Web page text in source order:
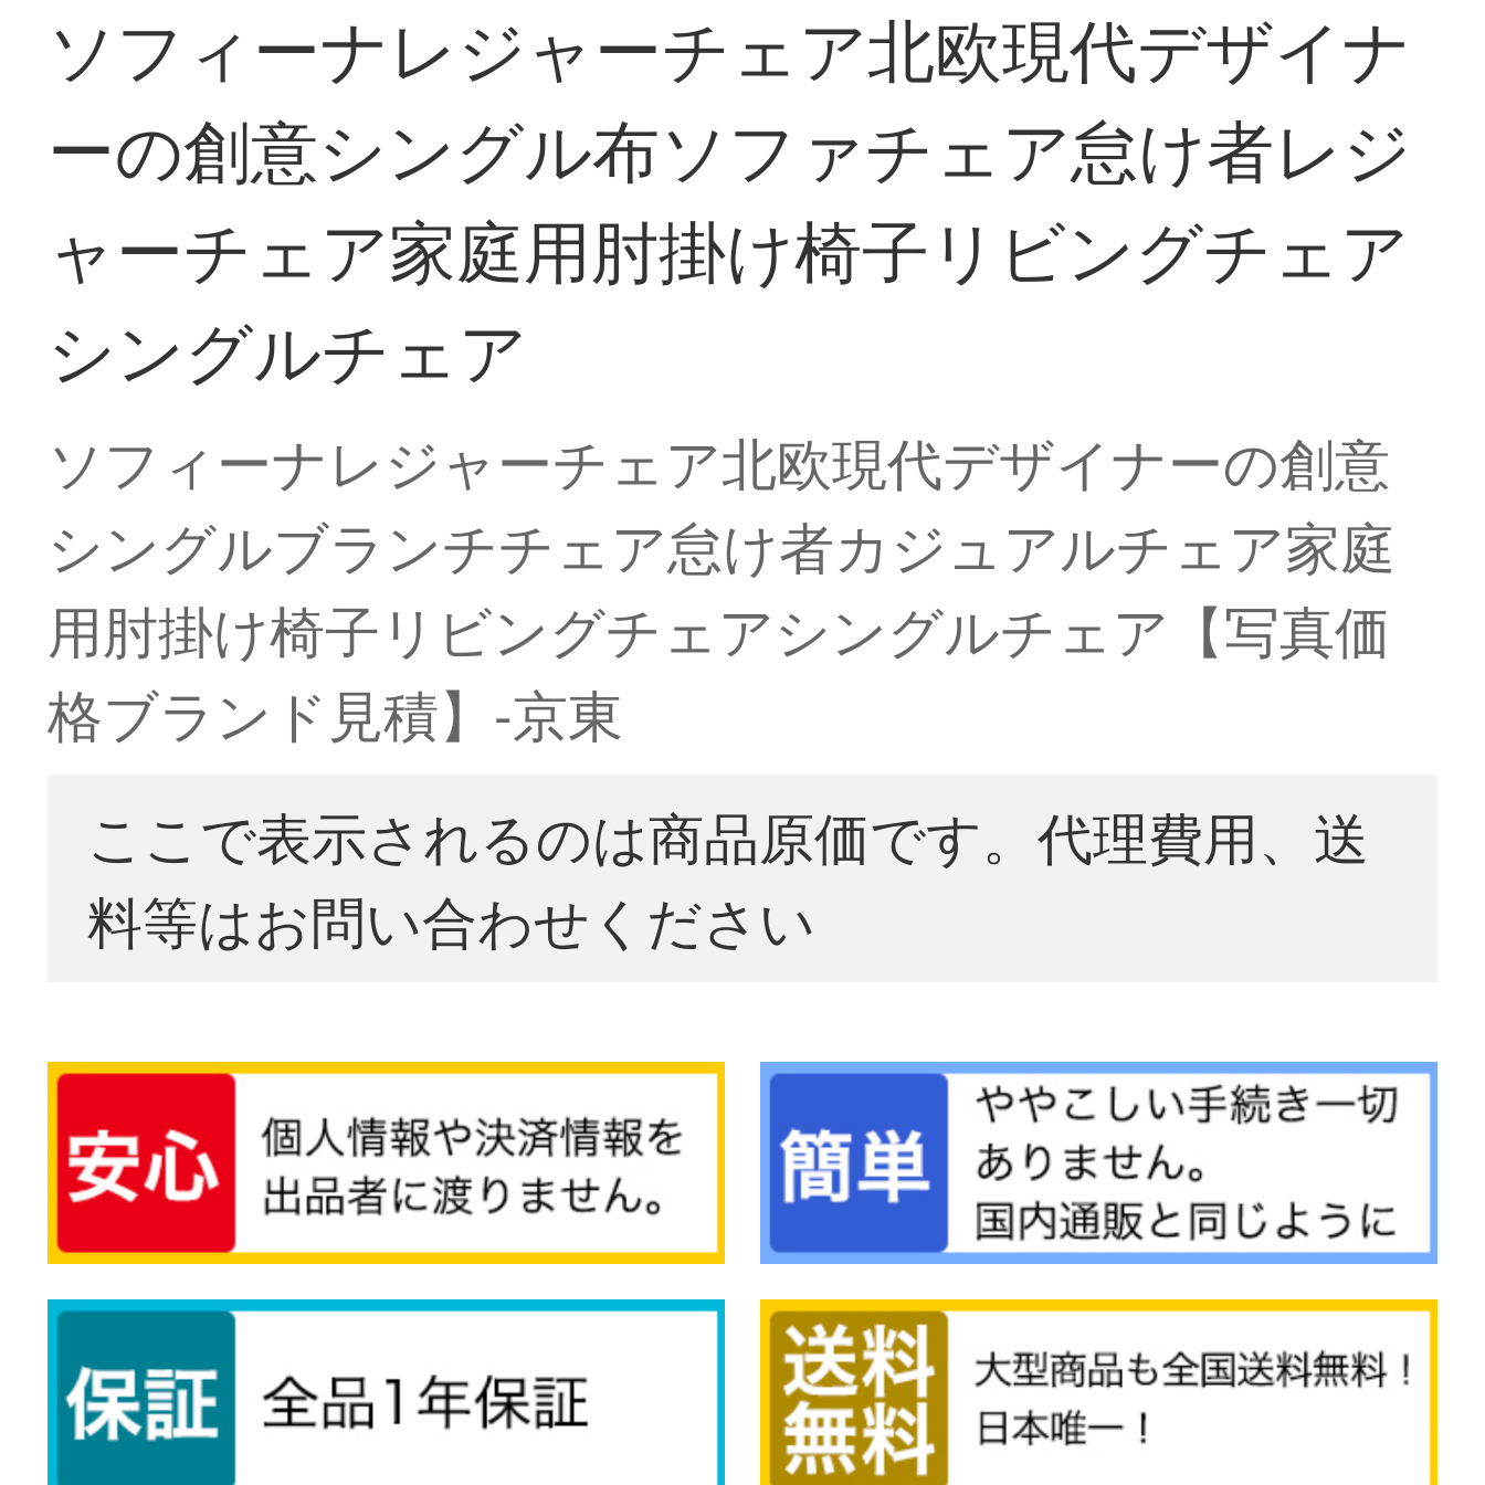
ソフィーナレジャーチェア北欧現代デザイナ
ーの創意シングル布ソファチェア怠け者レジ
ャーチェア家庭用肘掛け椅子リビングチェア
シングルチェア
ソフィーナレジャーチェア北欧現代デザイナーの創意
シングルブランチチェア怠け者カジュアルチェア家庭
用肘掛け椅子リビングチェアシングルチェア【写真価
格ブランド見積】-京東
ここで表示されるのは商品原価です。代理費用、送
料等はお問い合わせください